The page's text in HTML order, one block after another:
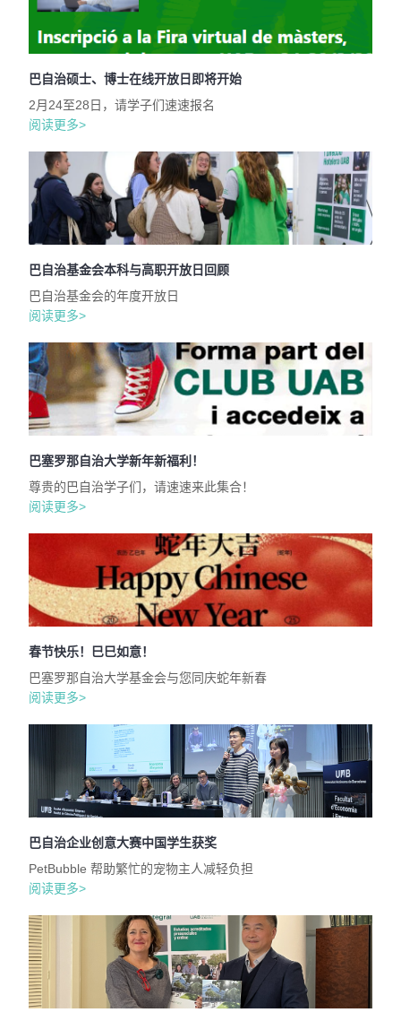
巴自治硕士、博士在线开放日即将开始
2月24至28日，请学子们速速报名
阅读更多>
巴自治基金会本科与高职开放日回顾
巴自治基金会的年度开放日
阅读更多>
巴塞罗那自治大学新年新福利！
尊贵的巴自治学子们，请速速来此集合！
阅读更多>
春节快乐！巳巳如意！
巴塞罗那自治大学基金会与您同庆蛇年新春
阅读更多>
巴自治企业创意大赛中国学生获奖
PetBubble 帮助繁忙的宠物主人减轻负担
阅读更多>